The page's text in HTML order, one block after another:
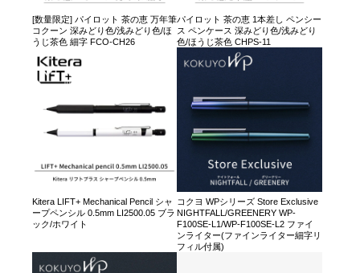
[数量限定] パイロット 茶の恵 万年筆
コクーン 深みどり色/浅みどり色/ほ
うじ茶色 細字 FCO-CH26
パイロット 茶の恵 1本差し ペンシー
ス ペンケース 深みどり色/浅みどり
色/ほうじ茶色 CHPS-11
Kitera LIFT+ Mechanical Pencil シャ
ープペンシル 0.5mm LI2500.05 ブラ
ック/ホワイト
コクヨ WPシリーズ Store Exclusive
NIGHTFALL/GREENERY WP-
F100SE-L1/WP-F100SE-L2 ファイ
ンライター(ファインライター細字リ
フィル付属)